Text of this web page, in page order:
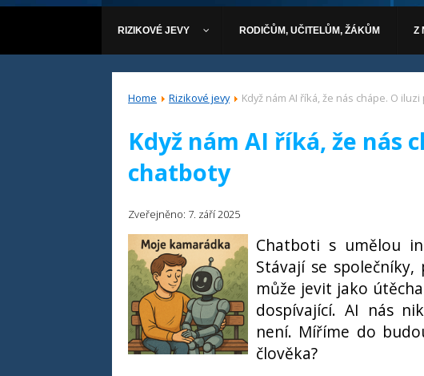
RIZIKOVÉ JEVY RODIČŮM, UČITELŮM, ŽÁKŮM Z
Home Rizikové jevy Když nám AI říká, že nás chápe. O
Když nám AI říká, že nás
chatboty
Zveřejněno: 7. září 2025
Chatboti s umělou
Stávají se
může jevit jako
dospívající. AI nás
není. Míříme do
člověka?